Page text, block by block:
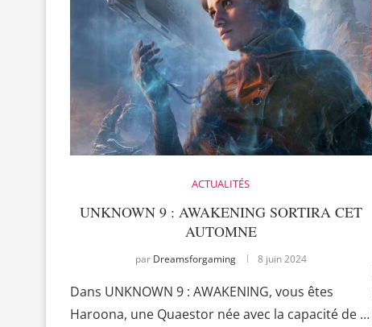
ACTUALITÉS
UNKNOWN 9 : AWAKENING SORTIRA CET
AUTOMNE
par Dreamsforgaming 8 juin 2024
Dans UNKNOWN 9 : AWAKENING, vous êtes
Haroona, une Quaestor née avec la capacité de …